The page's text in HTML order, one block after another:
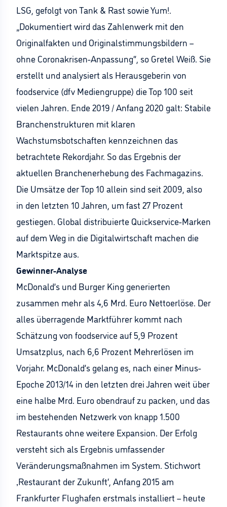
LSG, gefolgt von Tank & Rast sowie Yum!.
„Dokumentiert wird das Zahlenwerk mit den
Originalfakten und Originalstimmungsbildern –
ohne Coronakrisen-Anpassung“, so Gretel Weiß. Sie
erstellt und analysiert als Herausgeberin von
foodservice (dfv Mediengruppe) die Top 100 seit
vielen Jahren. Ende 2019 / Anfang 2020 galt: Stabile
Branchenstrukturen mit klaren
Wachstumsbotschaften kennzeichnen das
betrachtete Rekordjahr. So das Ergebnis der
aktuellen Branchenerhebung des Fachmagazins.
Die Umsätze der Top 10 allein sind seit 2009, also
in den letzten 10 Jahren, um fast 27 Prozent
gestiegen. Global distribuierte Quickservice-Marken
auf dem Weg in die Digitalwirtschaft machen die
Marktspitze aus.
Gewinner-Analyse
McDonald’s und Burger King generierten
zusammen mehr als 4,6 Mrd. Euro Nettoerlöse. Der
alles überragende Marktführer kommt nach
Schätzung von foodservice auf 5,9 Prozent
Umsatzplus, nach 6,6 Prozent Mehrerlösen im
Vorjahr. McDonald’s gelang es, nach einer Minus-
Epoche 2013/14 in den letzten drei Jahren weit über
eine halbe Mrd. Euro obendrauf zu packen, und das
im bestehenden Netzwerk von knapp 1.500
Restaurants ohne weitere Expansion. Der Erfolg
versteht sich als Ergebnis umfassender
Veränderungsmaßnahmen im System. Stichwort
‚Restaurant der Zukunft‘, Anfang 2015 am
Frankfurter Flughafen erstmals installiert – heute